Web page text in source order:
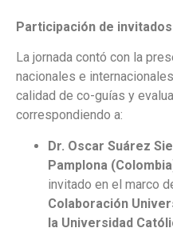
Participación de
La jornada contó con la
nacionales e
calidad de co-guías y
correspondiendo a:
Dr. Oscar Suárez
Pamplona
invitado en el marco
Colaboración
la Universidad